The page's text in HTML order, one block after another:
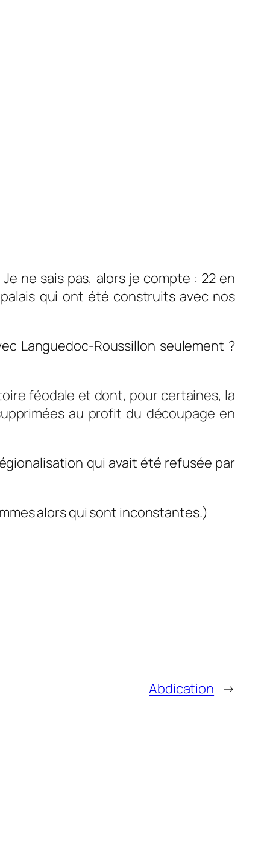
ne sais pas, alors je compte : 22 en
qui ont été construits avec nos
Languedoc-Roussillon seulement ?
féodale et dont, pour certaines, la
au profit du découpage en
qui avait été refusée par
alors qui sont inconstantes.)
Abdication →